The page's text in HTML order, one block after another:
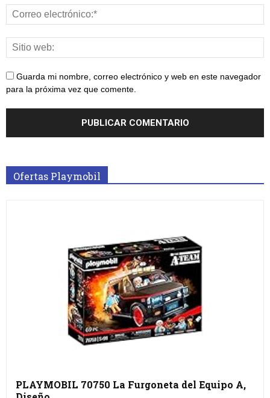
Guarda mi nombre, correo electrónico y web en este navegador
para la próxima vez que comente.
Ofertas Playmobil
PLAYMOBIL 70750 La Furgoneta del Equipo A,